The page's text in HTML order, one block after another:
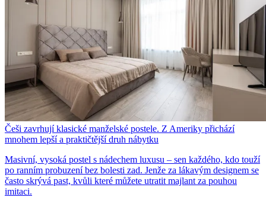
Češi zavrhují klasické manželské postele. Z Ameriky přichází
mnohem lepší a praktičtější druh nábytku
Masivní, vysoká postel s nádechem luxusu – sen každého, kdo touží
po ranním probuzení bez bolesti zad. Jenže za lákavým designem se
často skrývá past, kvůli které můžete utratit majlant za pouhou
imitaci.